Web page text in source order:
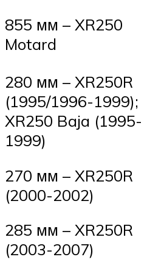
855 мм – XR250
Motard
280 мм – XR250R
(1995/1996-1999);
XR250 Baja (1995-
1999)
270 мм – XR250R
(2000-2002)
285 мм – XR250R
(2003-2007)